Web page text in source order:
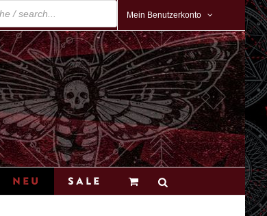
Mein Benutzerkonto
Neu Sale